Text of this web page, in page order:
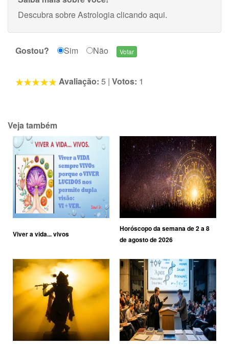
Descubra sobre Astrologiaclicando aqui.
Gostou? Sim Não
Avaliação: 5 | Votos: 1
Veja também
Viver a vida... vivos
Horóscopo da semana de 2 a 8
de agosto de 2026